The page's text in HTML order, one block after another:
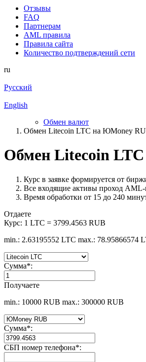
Отзывы
FAQ
Партнерам
AML правила
Правила сайта
Количество подтверждений сети
ru
Русский
English
Обмен валют
Обмен Litecoin LTC на ЮMoney
Обмен Litecoin
Курс в заявке формируется от
Все входящие активы проход AML-
Время обработки от 15 до 240
Отдаете
Курс: 1 LTC = 3799.4563 RUB
min.: 2.63195552 LTC max.: 78.95866574
Сумма*:
Получаете
min.: 10000 RUB max.: 300000 RUB
Сумма*:
СБП номер телефона*: